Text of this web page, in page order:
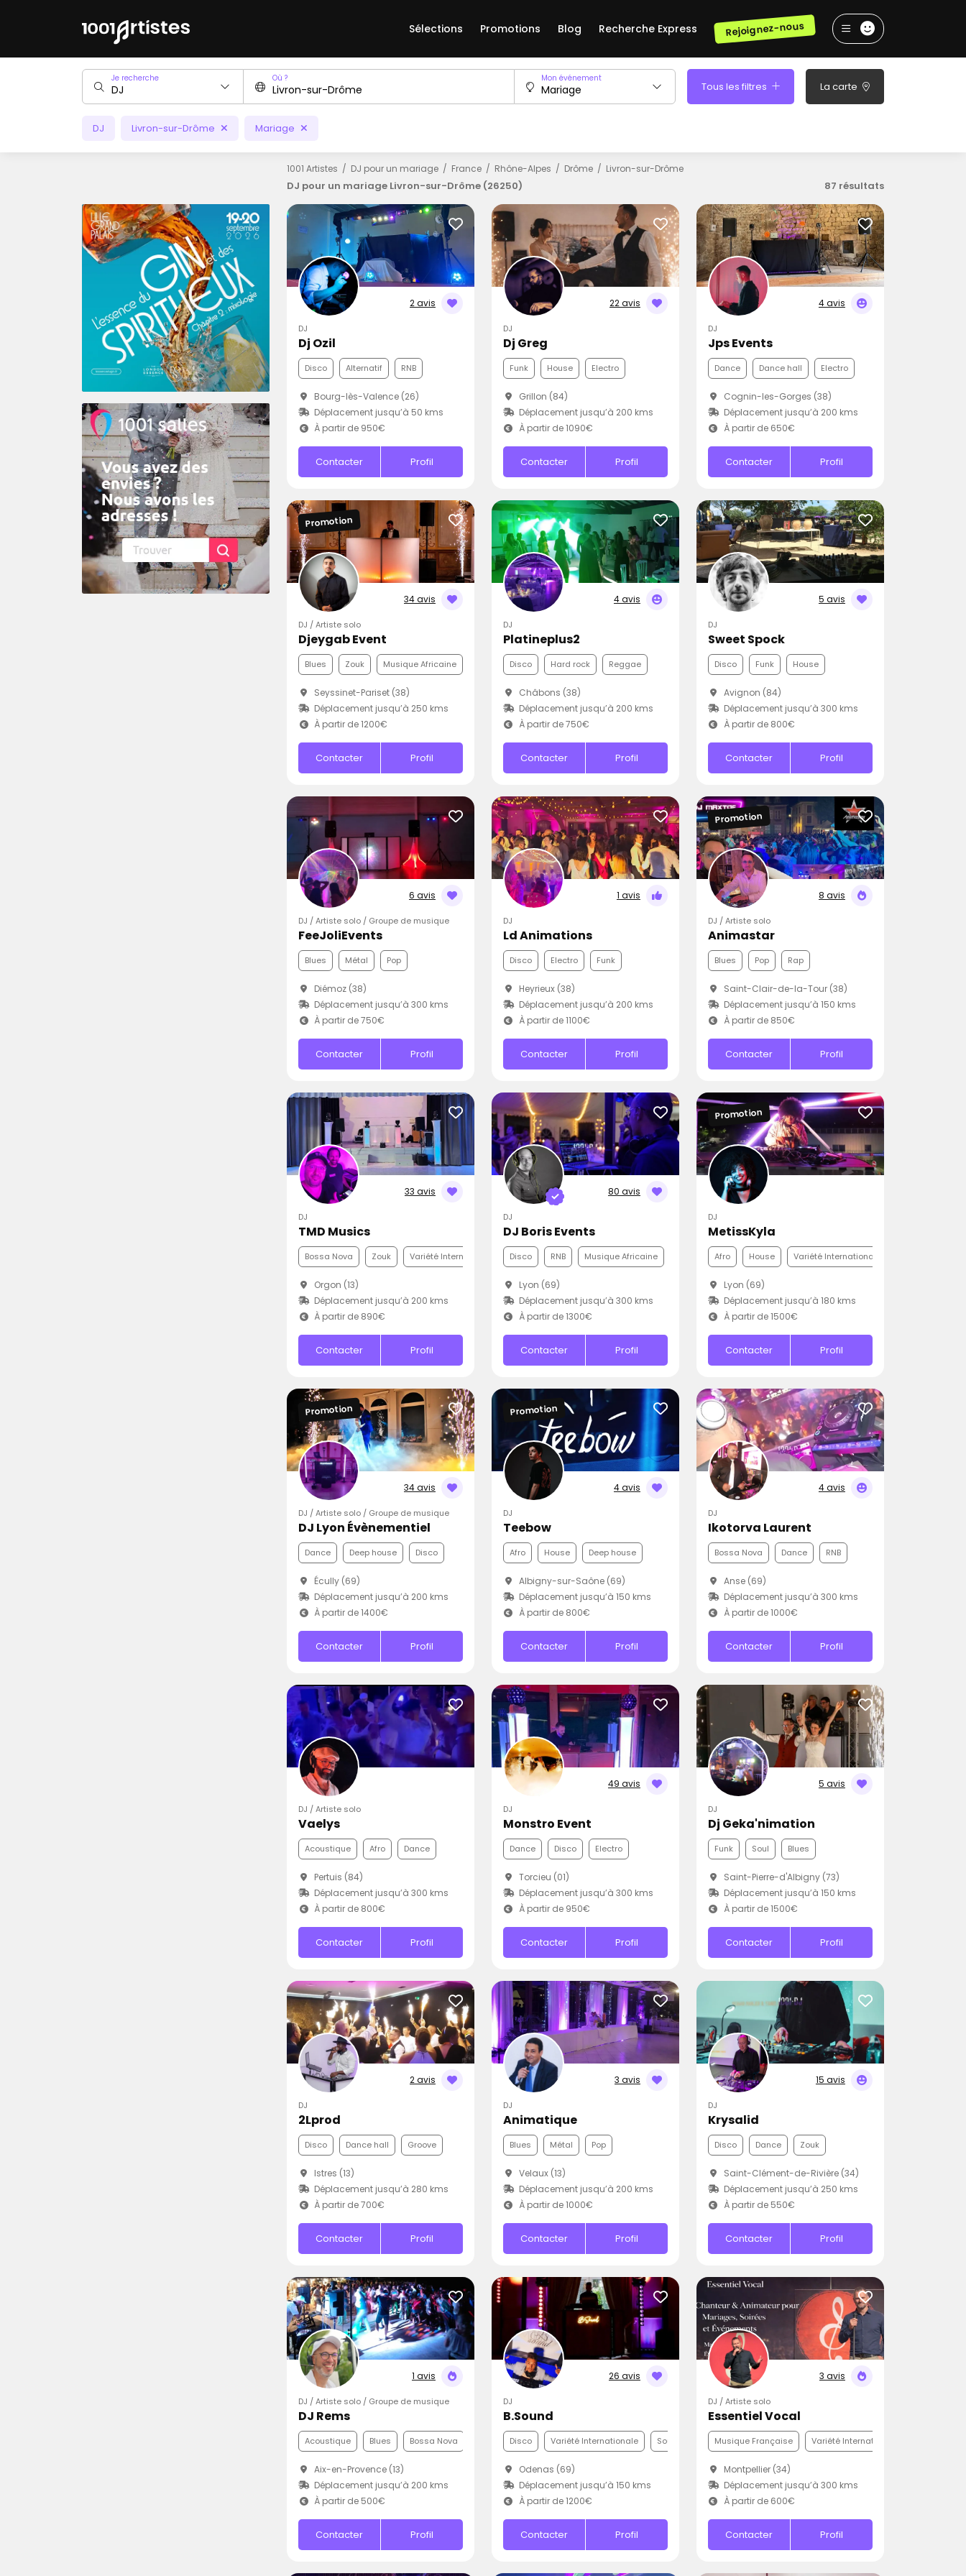
Sélections Promotions Blog Recherche Express Rejoignez-nous
Je recherche Où ? Mon événement
Tous les filtres La carte
DJ Livron-sur-Drôme Mariage
1001 Artistes DJ pour un mariage France Rhône-Alpes Drôme Livron-sur-Drôme
DJ pour un mariage Livron-sur-Drôme (26250) 87 résultats
2 avis
DJ
Dj Ozil
Disco Alternatif RNB
Bourg-lès-Valence (26)
Déplacement jusqu’à 50 kms
À partir de 950€
Contacter Profil
22 avis
DJ
Dj Greg
Funk House Electro
Grillon (84)
Déplacement jusqu’à 200 kms
À partir de 1090€
Contacter Profil
4 avis
DJ
Jps Events
Dance Dance hall Electro
Cognin-les-Gorges (38)
Déplacement jusqu’à 200 kms
À partir de 650€
Contacter Profil
34 avis
Promotion
DJ / Artiste solo
Djeygab Event
Blues Zouk Musique Africaine
Seyssinet-Pariset (38)
Déplacement jusqu’à 250 kms
À partir de 1200€
Contacter Profil
4 avis
DJ
Platineplus2
Disco Hard rock Reggae
Châbons (38)
Déplacement jusqu’à 200 kms
À partir de 750€
Contacter Profil
5 avis
DJ
Sweet Spock
Disco Funk House
Avignon (84)
Déplacement jusqu’à 300 kms
À partir de 800€
Contacter Profil
6 avis
DJ / Artiste solo / Groupe de musique
FeeJoliEvents
Blues Métal Pop
Diémoz (38)
Déplacement jusqu’à 300 kms
À partir de 750€
Contacter Profil
1 avis
DJ
Ld Animations
Disco Electro Funk
Heyrieux (38)
Déplacement jusqu’à 200 kms
À partir de 1100€
Contacter Profil
8 avis
Promotion
DJ / Artiste solo
Animastar
Blues Pop Rap
Saint-Clair-de-la-Tour (38)
Déplacement jusqu’à 150 kms
À partir de 850€
Contacter Profil
33 avis
DJ
TMD Musics
Bossa Nova Zouk Variété Internationale
Orgon (13)
Déplacement jusqu’à 200 kms
À partir de 890€
Contacter Profil
80 avis
DJ
DJ Boris Events
Disco RNB Musique Africaine
Lyon (69)
Déplacement jusqu’à 300 kms
À partir de 1300€
Contacter Profil
Promotion
DJ
MetissKyla
Afro House Variété Internationale
Lyon (69)
Déplacement jusqu’à 180 kms
À partir de 1500€
Contacter Profil
34 avis
Promotion
DJ / Artiste solo / Groupe de musique
DJ Lyon Évènementiel
Dance Deep house Disco
Écully (69)
Déplacement jusqu’à 200 kms
À partir de 1400€
Contacter Profil
4 avis
Promotion
DJ
Teebow
Afro House Deep house
Albigny-sur-Saône (69)
Déplacement jusqu’à 150 kms
À partir de 800€
Contacter Profil
4 avis
DJ
Ikotorva Laurent
Bossa Nova Dance RNB
Anse (69)
Déplacement jusqu’à 300 kms
À partir de 1000€
Contacter Profil
DJ / Artiste solo
Vaelys
Acoustique Afro Dance
Pertuis (84)
Déplacement jusqu’à 300 kms
À partir de 800€
Contacter Profil
49 avis
DJ
Monstro Event
Dance Disco Electro
Torcieu (01)
Déplacement jusqu’à 300 kms
À partir de 950€
Contacter Profil
5 avis
DJ
Dj Geka'nimation
Funk Soul Blues
Saint-Pierre-d'Albigny (73)
Déplacement jusqu’à 150 kms
À partir de 1500€
Contacter Profil
2 avis
DJ
2Lprod
Disco Dance hall Groove
Istres (13)
Déplacement jusqu’à 280 kms
À partir de 700€
Contacter Profil
3 avis
DJ
Animatique
Blues Métal Pop
Velaux (13)
Déplacement jusqu’à 200 kms
À partir de 1000€
Contacter Profil
15 avis
DJ
Krysalid
Disco Dance Zouk
Saint-Clément-de-Rivière (34)
Déplacement jusqu’à 250 kms
À partir de 550€
Contacter Profil
1 avis
DJ / Artiste solo / Groupe de musique
DJ Rems
Acoustique Blues Bossa Nova
Aix-en-Provence (13)
Déplacement jusqu’à 200 kms
À partir de 500€
Contacter Profil
26 avis
DJ
B.Sound
Disco Variété Internationale Soul
Odenas (69)
Déplacement jusqu’à 150 kms
À partir de 1200€
Contacter Profil
3 avis
DJ / Artiste solo
Essentiel Vocal
Musique Française Variété Internationale
Montpellier (34)
Déplacement jusqu’à 300 kms
À partir de 600€
Contacter Profil